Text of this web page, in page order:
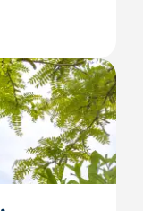
un
les
de terre